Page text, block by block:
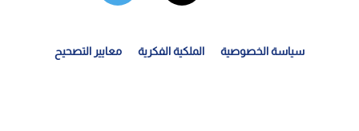
سياسة الخصوصية الملكية الفكرية معايير التصحيح